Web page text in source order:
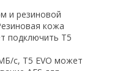
и резиновой
кожа
подключить T5
с, T5 EVO может